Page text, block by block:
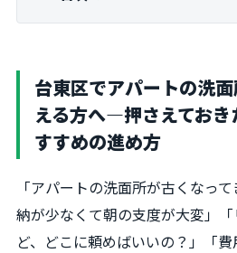
台東区でアパートの洗
える方へ―押さえてお
すすめの進め方
「アパートの洗面所が古くなっ
納が少なくて朝の支度が大変」
ど、どこに頼めばいいの？」「